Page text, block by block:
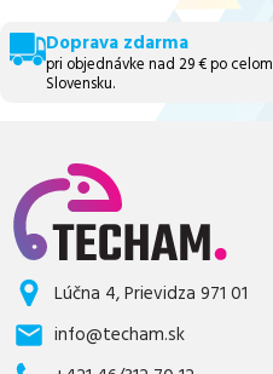
Doprava zdarma
pri objednávke nad 29 € po celom
Slovensku.
Lúčna 4, Prievidza 971 01
info@techam.sk